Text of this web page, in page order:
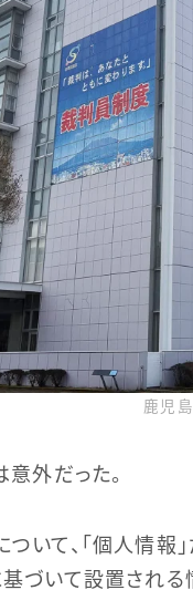
鹿児
意外だった。
いて、「個人情報
づいて設置され